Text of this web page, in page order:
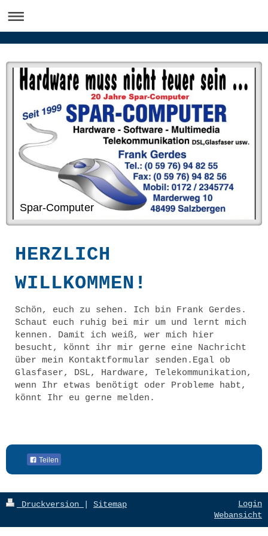
Spar-Computer
HERZLICH
WILLKOMMEN!
Schön, euch zu sehen. Ich bin Frank Gerdes .
Schaut euch ruhig bei mir um und lernt mich
kennen. Damit ich weiß, wer mich hier
besucht, könnt ihr mir gerne eine Nachricht
über mein Kontaktformular senden.Egal ob
Glasfaser, DSL, Hardware, Telekommunikation,
wenn Ihr etwas benötigt oder Probleme habt,
könnt Ihr eu gerne melden.
Teilen
Druckversion Sitemap
Login
Webansicht